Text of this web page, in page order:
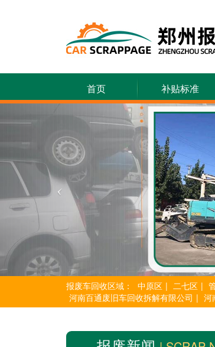
首页 补贴标准
报废车回收区域： 中原区 | 二七区 |
河南百通废旧车回收拆解有限公司 | 河